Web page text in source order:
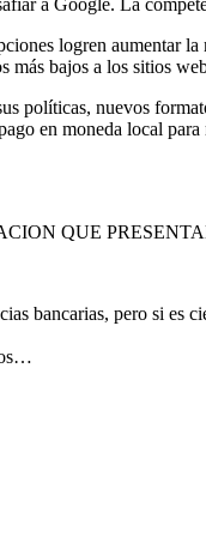
a Google. La
logren aumentar
más bajos a los sitios
políticas, nuevos
en moneda local
QUE
bancarias, pero si